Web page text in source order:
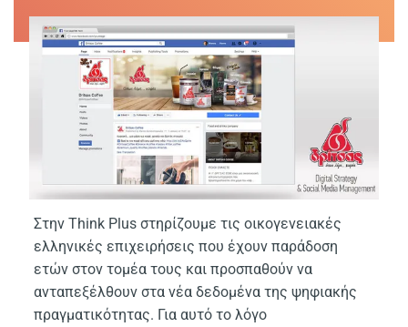
Στην Think Plus στηρίζουμε τις οικογενειακές
ελληνικές επιχειρήσεις που έχουν παράδοση
ετών στον τομέα τους και προσπαθούν να
ανταπεξέλθουν στα νέα δεδομένα της ψηφιακής
πραγματικότητας. Για αυτό το λόγο